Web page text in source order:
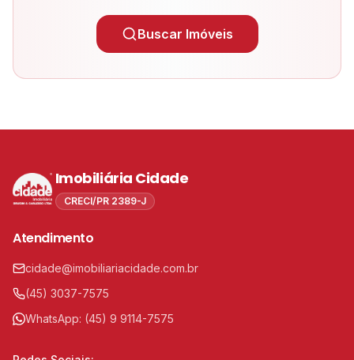
Buscar Imóveis
Imobiliária Cidade
CRECI/PR 2389-J
Atendimento
cidade@imobiliariacidade.com.br
(45) 3037-7575
WhatsApp: (45) 9 9114-7575